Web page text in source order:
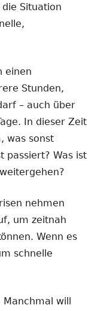
Situation
einen
Stunden,
– auch über
In dieser Zeit
was sonst
passiert? Was ist
nehmen
um zeitnah
Wenn es
schnelle
will